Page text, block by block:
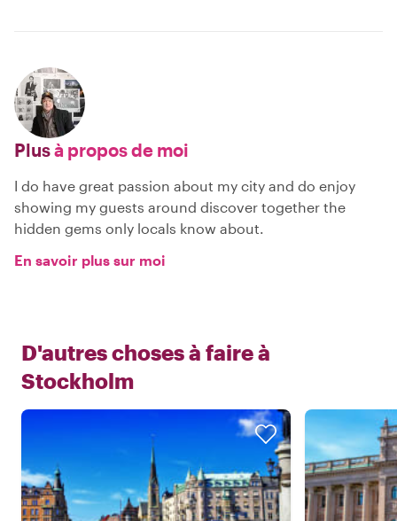
Plusà propos de moi
I do have great passion about my city and do enjoy
showing my guests around discover together the
hidden gems only locals know about.
En savoir plus sur moi
D'autres choses à faire à
Stockholm